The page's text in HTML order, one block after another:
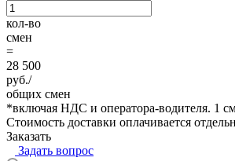
кол-во
смен
=
28 500
руб./
общих смен
*включая НДС и оператора-водителя. 1
Стоимость доставки оплачивается
Заказать
Задать вопрос